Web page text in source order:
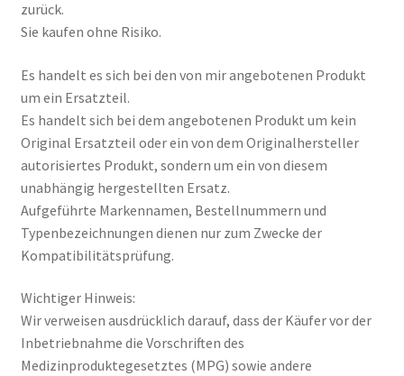
zurück.
Sie kaufen ohne Risiko.
Es handelt es sich bei den von mir angebotenen Produkt
um ein Ersatzteil.
Es handelt sich bei dem angebotenen Produkt um kein
Original Ersatzteil oder ein von dem Originalhersteller
autorisiertes Produkt, sondern um ein von diesem
unabhängig hergestellten Ersatz.
Aufgeführte Markennamen, Bestellnummern und
Typenbezeichnungen dienen nur zum Zwecke der
Kompatibilitätsprüfung.
Wichtiger Hinweis:
Wir verweisen ausdrücklich darauf, dass der Käufer vor der
Inbetriebnahme die Vorschriften des
Medizinproduktegesetztes (MPG) sowie andere